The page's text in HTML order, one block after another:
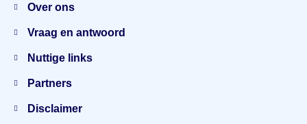
Over ons
Vraag en antwoord
Nuttige links
Partners
Disclaimer